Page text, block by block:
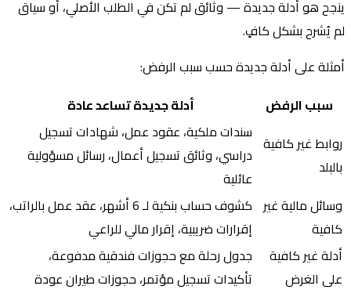
ينجح هو أدلة جديدة — وثائق لم تكن في الطلب الأصلي، أو سياق
لم يُشرح بشكل كافٍ.
أمثلة على أدلة جديدة حسب سبب الرفض:
سبب الرفض
أدلة جديدة تساعد عادة
روابط غير كافية
بالبلد
سندات ملكية، عقود عمل، شهادات تسجيل
دراسي، وثائق تسجيل أعمال، رسائل مسؤولية
عائلية
وسائل مالية غير
كافية
كشوف حساب بنكية لـ 6 أشهر، عقد عمل بالراتب،
إقرارات ضريبية، إقرار مالي للراعي
أدلة غير كافية
على الغرض
جدول رحلة مع حجوزات فندقية مدفوعة،
تأكيدات تسجيل مؤتمر، حجوزات طيران عودة